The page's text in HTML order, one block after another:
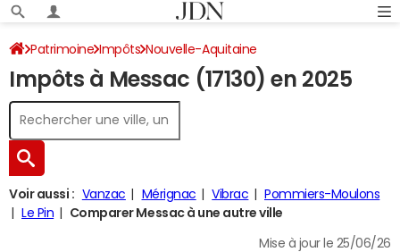
Patrimoine Impôts Nouvelle-Aquitaine
Charente-Maritime Messac Impôt sur le revenu
Impôts à Messac (17130) en 2025
Voir aussi : Vanzac Mérignac Vibrac
Pommiers-Moulons
Le Pin
Comparer Messac à une autre ville
Mise à jour le 25/06/26